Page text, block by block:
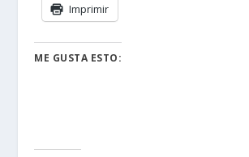
Imprimir
ME GUSTA ESTO: